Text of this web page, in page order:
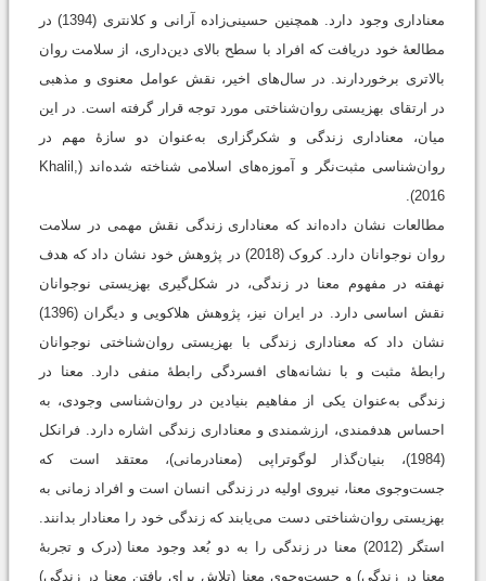
معناداری وجود دارد. همچنین حسینی‌زاده آرانی و کلانتری (1394) در
مطالعۀ خود دریافت که افراد با سطح بالای دین‌داری، از سلامت روان
بالاتری برخوردارند. در سال‌های اخیر، نقش عوامل معنوی و مذهبی
در ارتقای بهزیستی روان‌شناختی مورد توجه قرار گرفته است. در این
میان، معناداری زندگی و شکرگزاری به‌عنوان دو سازۀ مهم در
روان‌شناسی مثبت‌نگر و آموزه‌های اسلامی شناخته شده‌اند (Khalil,
2016).
مطالعات نشان داده‌اند که معناداری زندگی نقش مهمی در سلامت
روان نوجوانان دارد. کروک (2018) در پژوهش خود نشان داد که هدف
نهفته در مفهوم معنا در زندگی، در شکل‌گیری بهزیستی نوجوانان
نقش اساسی دارد. در ایران نیز، پژوهش هلاکویی و دیگران (1396)
نشان داد که معناداری زندگی با بهزیستی روان‌شناختی نوجوانان
رابطۀ مثبت و با نشانه‌های افسردگی رابطۀ منفی دارد. معنا در
زندگی به‌عنوان یکی از مفاهیم بنیادین در روان‌شناسی وجودی، به
احساس هدفمندی، ارزشمندی و معناداری زندگی اشاره دارد. فرانکل
(1984)، بنیان‌گذار لوگوتراپی (معنادرمانی)، معتقد است که
جست‌وجوی معنا، نیروی اولیه در زندگی انسان است و افراد زمانی به
بهزیستی روان‌شناختی دست می‌یابند که زندگی خود را معنادار بدانند.
استگر (2012) معنا در زندگی را به دو بُعد وجود معنا (درک و تجربۀ
معنا در زندگی) و جست‌وجوی معنا (تلاش برای یافتن معنا در زندگی)